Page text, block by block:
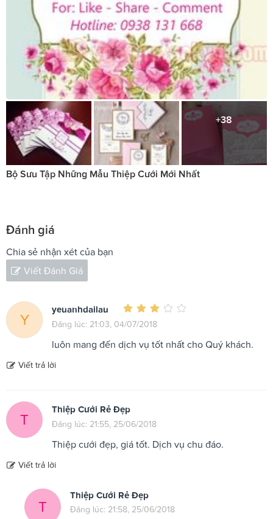
+38
Bộ Sưu Tập Những Mẫu Thiệp Cưới Mới Nhất
Đánh giá
Chia sẻ nhận xét của bạn
Viết Đánh Giá
Y
yeuanhdailau
Đăng lúc: 21:03, 04/07/2018
luôn mang đến dịch vụ tốt nhất cho Quý khách.
Viết trả lời
T
Thiệp Cưới Rẻ Đẹp
Đăng lúc: 21:55, 25/06/2018
Thiệp cưới đẹp, giá tốt. Dịch vụ chu đáo.
Viết trả lời
T
Thiệp Cưới Rẻ Đẹp
Đăng lúc: 21:58, 25/06/2018